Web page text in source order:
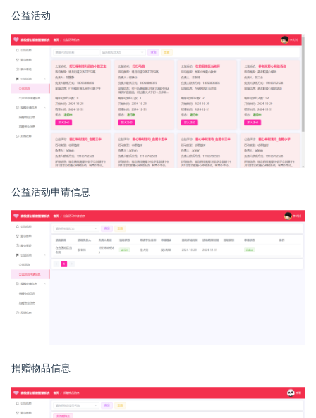
公益活动
公益活动申请信息
捐赠物品信息